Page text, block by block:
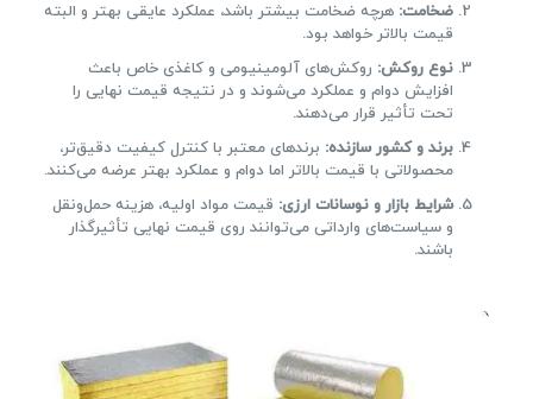
ضخامت: هرچه ضخامت بیشتر باشد، عملکرد عایقی بهتر و البته
قیمت بالاتر خواهد بود.
نوع روکش: روکش‌های آلومینیومی و کاغذی خاص باعث
افزایش دوام و عملکرد می‌شوند و در نتیجه قیمت نهایی را
تحت تأثیر قرار می‌دهند.
برند و کشور سازنده: برندهای معتبر با کنترل کیفیت دقیق‌تر،
محصولاتی با قیمت بالاتر اما دوام و عملکرد بهتر عرضه می‌کنند.
شرایط بازار و نوسانات ارزی: قیمت مواد اولیه، هزینه حمل‌ونقل
و سیاست‌های وارداتی می‌توانند روی قیمت نهایی تأثیرگذار
باشند.